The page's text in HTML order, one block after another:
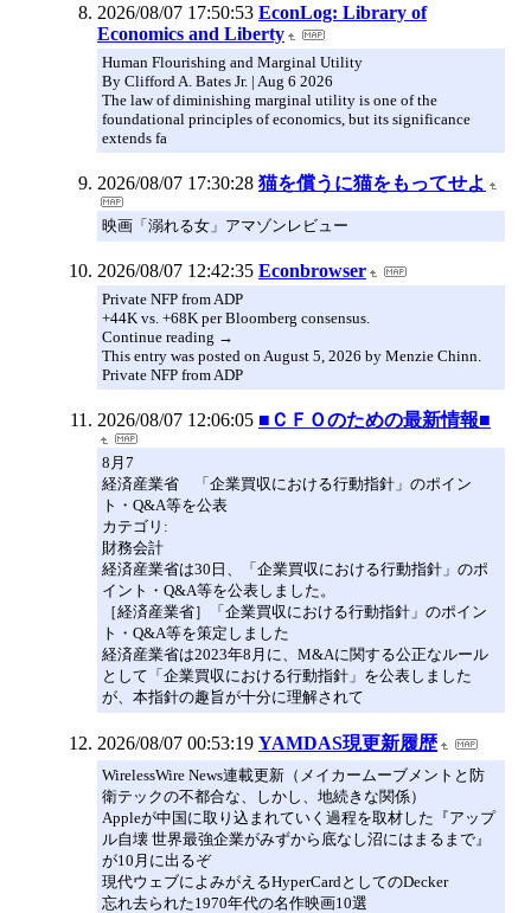
2026/08/07 17:50:53 EconLog: Library of
Economics and Liberty
Human Flourishing and Marginal Utility
By Clifford A. Bates Jr. | Aug 6 2026
The law of diminishing marginal utility is one of the
foundational principles of economics, but its significance
extends fa
2026/08/07 17:30:28 猫を償うに猫をもってせよ
映画「溺れる女」アマゾンレビュー
2026/08/07 12:42:35 Econbrowser
Private NFP from ADP
+44K vs. +68K per Bloomberg consensus.
Continue reading →
This entry was posted on August 5, 2026 by Menzie Chinn.
Private NFP from ADP
2026/08/07 12:06:05 ■ＣＦＯのための最新情報■
8月7
経済産業省 「企業買収における行動指針」のポイン
ト・Q&A等を公表
カテゴリ:
財務会計
経済産業省は30日、「企業買収における行動指針」のポ
イント・Q&A等を公表しました。
［経済産業省］「企業買収における行動指針」のポイン
ト・Q&A等を策定しました
経済産業省は2023年8月に、M&Aに関する公正なルール
として「企業買収における行動指針」を公表しました
が、本指針の趣旨が十分に理解されて
2026/08/07 00:53:19 YAMDAS現更新履歴
WirelessWire News連載更新（メイカームーブメントと防
衛テックの不都合な、しかし、地続きな関係）
Appleが中国に取り込まれていく過程を取材した『アップ
ル自壊 世界最強企業がみずから底なし沼にはまるまで』
が10月に出るぞ
現代ウェブによみがえるHyperCardとしてのDecker
忘れ去られた1970年代の名作映画10選